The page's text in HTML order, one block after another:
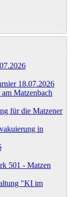
18.07.2026
Matzenbach
für die Matzener
in
501 - Matzen
"KI im